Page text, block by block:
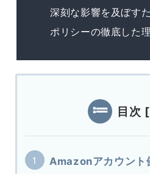
深刻な影響を及ぼす
ポリシーの徹底した
目次 [
Amazonアカウント